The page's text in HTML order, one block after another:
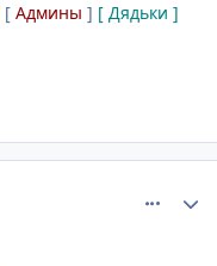
[ Админы ] [ Дядьки ]